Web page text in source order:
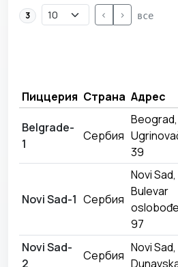
3 < > все
Пиццерия Страна Адрес
Belgrade-
1
Сербия
Beograd,
39
Novi Sad-1 Сербия
Novi Sad,
Bulevar
97
Novi Sad-
2
Сербия
Novi Sad,